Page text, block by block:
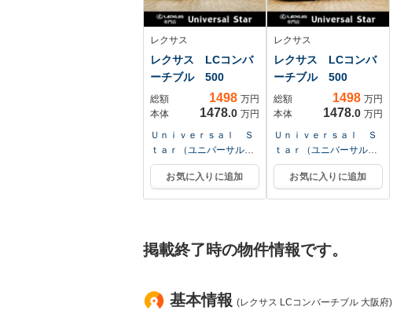
レクサス
レクサス LCコンバ
ーチブル 500
総額 1498 万円
本体
1478.0 万円
Ｕｎｉｖｅｒｓａｌ Ｓ
ｔａｒ（ユニバーサルス
ター）
お気に入りに追加
レクサス
レクサス LCコンバ
ーチブル 500
総額 1498 万円
本体
1478.0 万円
Ｕｎｉｖｅｒｓａｌ Ｓ
ｔａｒ（ユニバーサルス
ター）
お気に入りに追加
掲載終了時の物件情報です。
基本情報 (レクサス LCコンバーチブル 大阪府)